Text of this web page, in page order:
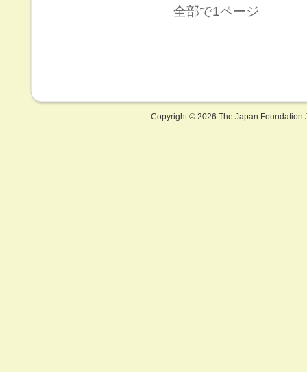
全部で1ページ
Copyright © 2026 The Japan Foundation